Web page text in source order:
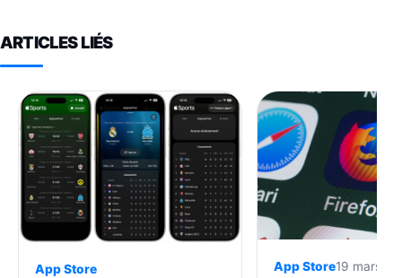
ARTICLES LIÉS
App Store
App Store19 mars